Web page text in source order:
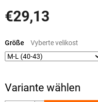
€29,13
Größe